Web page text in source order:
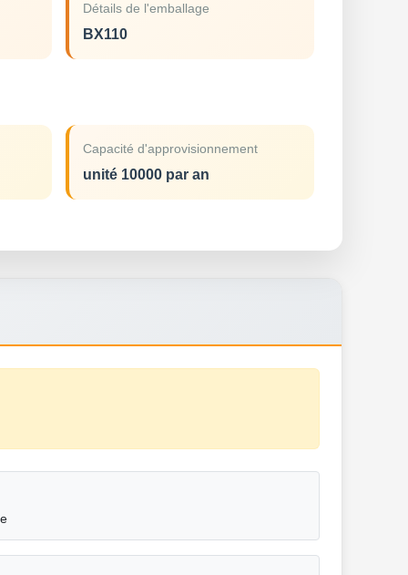
Détails de l'emballage
BX110
Capacité d'approvisionnement
unité 10000 par an